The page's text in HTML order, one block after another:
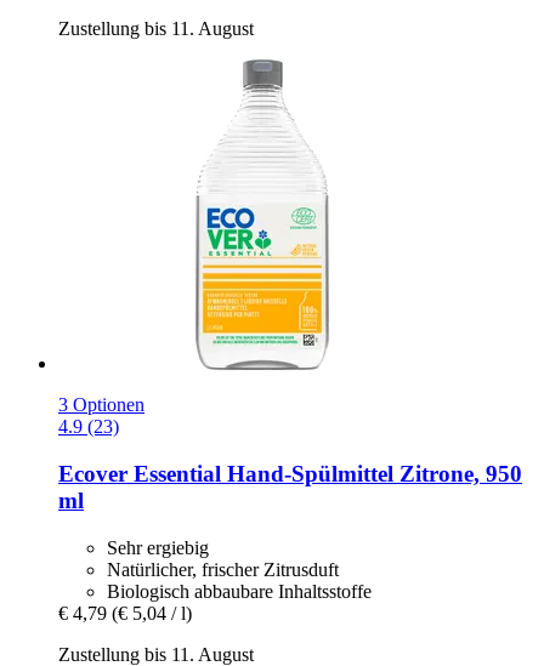
Zustellung bis 11. August
3 Optionen
4.9 (23)
Ecover Essential Hand-​Spülmittel Zitrone, 950
ml
Sehr ergiebig
Natürlicher, frischer Zitrusduft
Biologisch abbaubare Inhaltsstoffe
€ 4,79 (€ 5,04 / l)
Zustellung bis 11. August